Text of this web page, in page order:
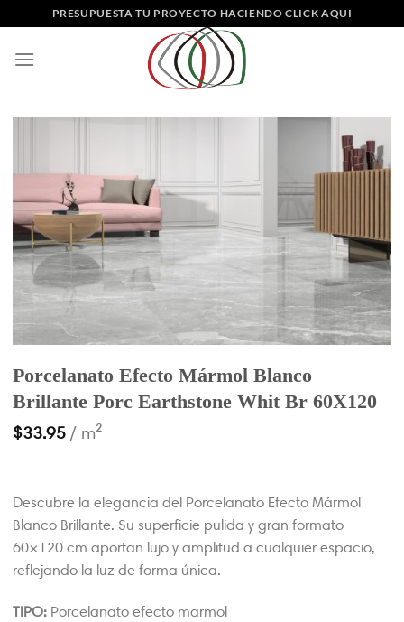
al
contenido
PRESUPUESTA TU PROYECTO HACIENDO CLICK AQUI
Porcelanato Efecto Mármol Blanco
Brillante Porc Earthstone Whit Br 60X120
$33.95 / m²
Descubre la elegancia del Porcelanato Efecto Mármol
Blanco Brillante. Su superficie pulida y gran formato
60×120 cm aportan lujo y amplitud a cualquier espacio,
reflejando la luz de forma única.
TIPO: Porcelanato efecto marmol